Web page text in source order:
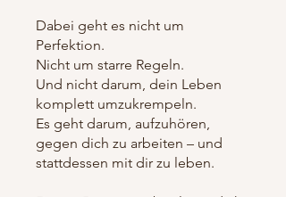
Dabei geht es nicht um
Perfektion.
Nicht um starre Regeln.
Und nicht darum, dein Leben
komplett umzukrempeln.
Es geht darum, aufzuhören,
gegen dich zu arbeiten – und
stattdessen mit dir zu leben.